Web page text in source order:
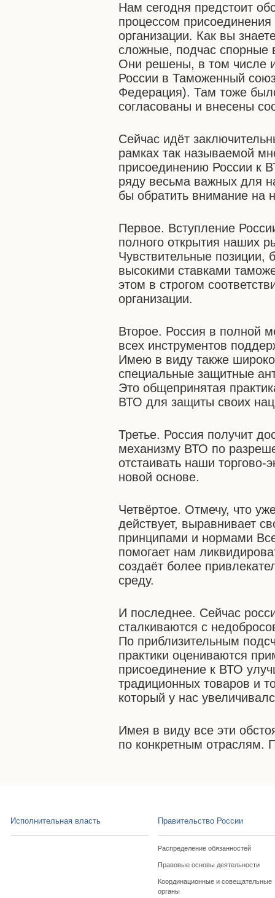
Нам сегодня предстоит
процессом
организации. Как вы
сложные, подчас спорные
Они решены, в том числе
России в Таможенный
Федерация). Там тоже
согласованы и внесены
Сейчас идёт
рамках так называемой
присоединению России к
ряду весьма важных для
бы обратить внимание на
Первое. Вступление
полного открытия наших
Чувствительные позиции,
высокими ставками
этом в строгом
организации.
Второе. Россия в полной
всех инструментов
Имею в виду также
специальные защитные
Это общепринятая
ВТО для защиты своих
Третье. Россия получит
механизму ВТО по
отстаивать наши торгово-
новой основе.
Четвёртое. Отмечу, что
действует, выравнивает
принципами и нормами
помогает нам
создаёт более
среду.
И последнее. Сейчас
сталкиваются с
По приблизительным
практики оцениваются
присоединение к ВТО
традиционных товаров и
который у нас
Имея в виду все эти
по конкретным отраслям.
Исполнительная власть Правительство России
Распределение обязанностей
Правовые основы деятельности
Координационные и совещательные
органы